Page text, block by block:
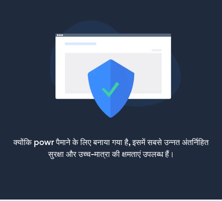
क्योंकि powr पैमाने के लिए बनाया गया है, इसमें सबसे उन्नत अंतर्निहित
सुरक्षा और उच्च-मात्रा की क्षमताएं उपलब्ध हैं।